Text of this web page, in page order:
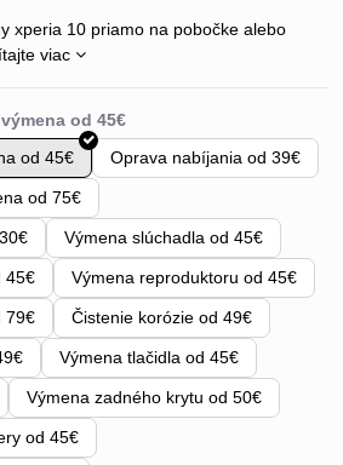
xperia 10 priamo na pobočke alebo
viac
od 45€
Oprava nabíjania od 39€
od 75€
Výmena slúchadla od 45€
45€ Výmena reproduktoru od 45€
79€ Čistenie korózie od 49€
Výmena tlačidla od 45€
Výmena zadného krytu od 50€
od 45€